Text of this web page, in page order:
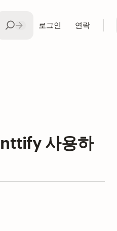
로그인 연락
사용하